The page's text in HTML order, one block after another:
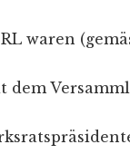
waren
dem